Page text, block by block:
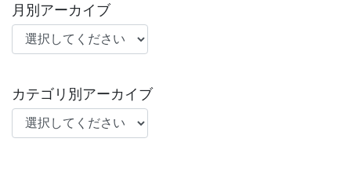
月別アーカイブ
カテゴリ別アーカイブ